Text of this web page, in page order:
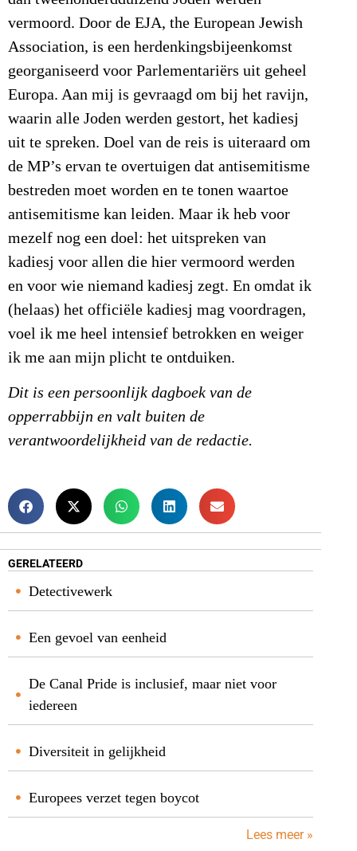
vermoord. Door de EJA, the European Jewish
Association, is een herdenkingsbijeenkomst
georganiseerd voor Parlementariërs uit geheel
Europa. Aan mij is gevraagd om bij het ravijn,
waarin alle Joden werden gestort, het kadiesj
uit te spreken. Doel van de reis is uiteraard om
de MP’s ervan te overtuigen dat antisemitisme
bestreden moet worden en te tonen waartoe
antisemitisme kan leiden. Maar ik heb voor
mezelf nog een doel: het uitspreken van
kadiesj voor allen die hier vermoord werden
en voor wie niemand kadiesj zegt. En omdat ik
(helaas) het officiële kadiesj mag voordragen,
voel ik me heel intensief betrokken en weiger
ik me aan mijn plicht te ontduiken.
Dit is een persoonlijk dagboek van de
opperrabbijn en valt buiten de
verantwoordelijkheid van de redactie.
GERELATEERD
Detectivewerk
Een gevoel van eenheid
De Canal Pride is inclusief, maar niet voor
iedereen
Diversiteit in gelijkheid
Europees verzet tegen boycot
Lees meer »